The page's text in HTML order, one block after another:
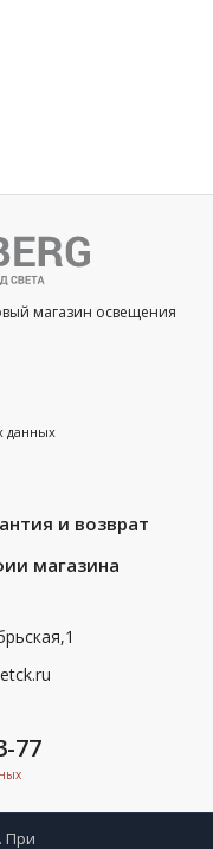
магазин освещения
данных
и возврат
магазина
77
При